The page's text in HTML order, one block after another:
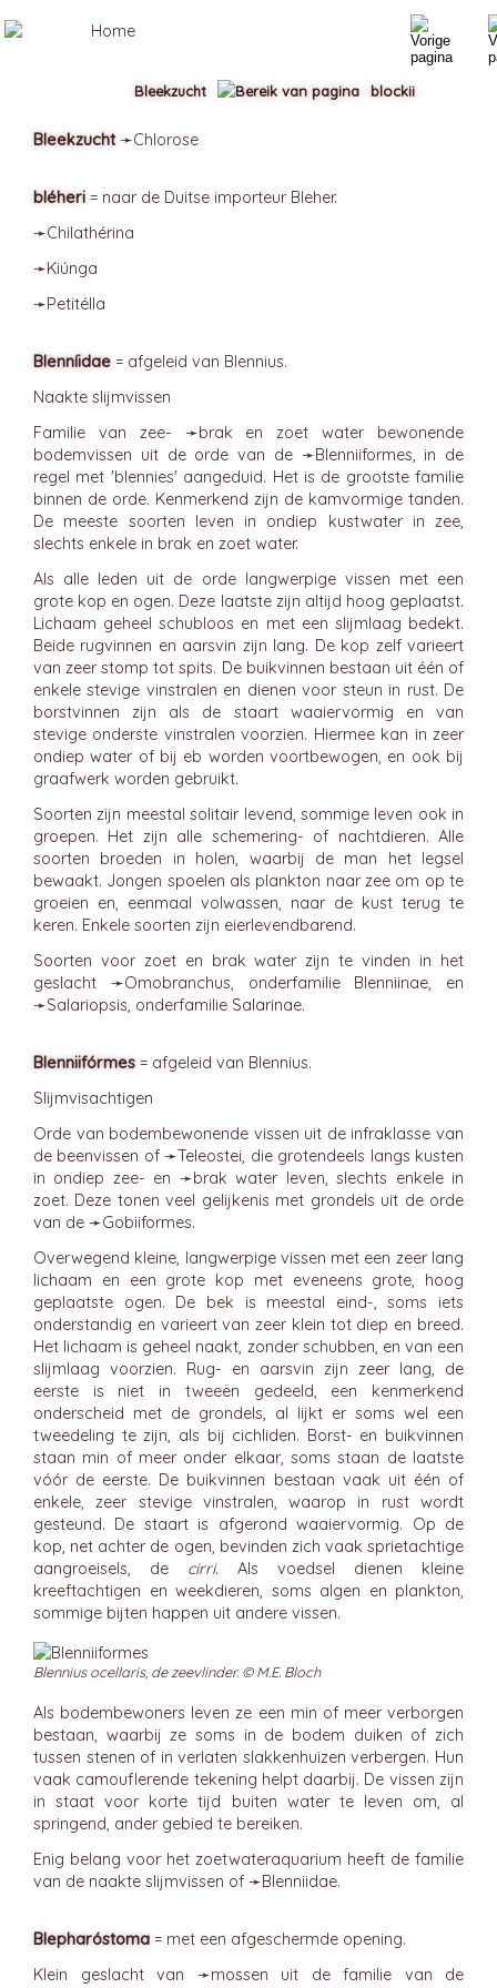
Bleekzucht➛Chlorose
bléheri = naar de Duitse importeur Bleher.
➛Chilathérina
➛Kiúnga
➛Petitélla
Blenníidae = afgeleid van Blennius.
Naakte slijmvissen
Familie van zee- ➛brak en zoet water bewonende
bodemvissen uit de orde van de ➛Blenniiformes, in de
regel met 'blennies' aangeduid. Het is de grootste familie
binnen de orde. Kenmerkend zijn de kamvormige tanden.
De meeste soorten leven in ondiep kustwater in zee,
slechts enkele in brak en zoet water.
Als alle leden uit de orde langwerpige vissen met een
grote kop en ogen. Deze laatste zijn altijd hoog geplaatst.
Lichaam geheel schubloos en met een slijmlaag bedekt.
Beide rugvinnen en aarsvin zijn lang. De kop zelf varieert
van zeer stomp tot spits. De buikvinnen bestaan uit één of
enkele stevige vinstralen en dienen voor steun in rust. De
borstvinnen zijn als de staart waaiervormig en van
stevige onderste vinstralen voorzien. Hiermee kan in zeer
ondiep water of bij eb worden voortbewogen, en ook bij
graafwerk worden gebruikt.
Soorten zijn meestal solitair levend, sommige leven ook in
groepen. Het zijn alle schemering- of nachtdieren. Alle
soorten broeden in holen, waarbij de man het legsel
bewaakt. Jongen spoelen als plankton naar zee om op te
groeien en, eenmaal volwassen, naar de kust terug te
keren. Enkele soorten zijn eierlevendbarend.
Soorten voor zoet en brak water zijn te vinden in het
geslacht ➛Omobranchus, onderfamilie Blenniinae, en
➛Salariopsis, onderfamilie Salarinae.
Blenniifórmes = afgeleid van Blennius.
Slijmvisachtigen
Orde van bodembewonende vissen uit de infraklasse van
de beenvissen of ➛Teleostei, die grotendeels langs kusten
in ondiep zee- en ➛brak water leven, slechts enkele in
zoet. Deze tonen veel gelijkenis met grondels uit de orde
van de ➛Gobiiformes.
Overwegend kleine, langwerpige vissen met een zeer lang
lichaam en een grote kop met eveneens grote, hoog
geplaatste ogen. De bek is meestal eind-, soms iets
onderstandig en varieert van zeer klein tot diep en breed.
Het lichaam is geheel naakt, zonder schubben, en van een
slijmlaag voorzien. Rug- en aarsvin zijn zeer lang, de
eerste is niet in tweeën gedeeld, een kenmerkend
onderscheid met de grondels, al lijkt er soms wel een
tweedeling te zijn, als bij cichliden. Borst- en buikvinnen
staan min of meer onder elkaar, soms staan de laatste
vóór de eerste. De buikvinnen bestaan vaak uit één of
enkele, zeer stevige vinstralen, waarop in rust wordt
gesteund. De staart is afgerond waaiervormig. Op de
kop, net achter de ogen, bevinden zich vaak sprietachtige
aangroeisels, de cirri. Als voedsel dienen kleine
kreeftachtigen en weekdieren, soms algen en plankton,
sommige bijten happen uit andere vissen.
Blennius ocellaris, de zeevlinder. © M.E. Bloch
Als bodembewoners leven ze een min of meer verborgen
bestaan, waarbij ze soms in de bodem duiken of zich
tussen stenen of in verlaten slakkenhuizen verbergen. Hun
vaak camouflerende tekening helpt daarbij. De vissen zijn
in staat voor korte tijd buiten water te leven om, al
springend, ander gebied te bereiken.
Enig belang voor het zoetwateraquarium heeft de familie
van de naakte slijmvissen of ➛Blenniidae.
Blepharóstoma = met een afgeschermde opening.
Klein geslacht van ➛mossen uit de familie van de
Bleekzucht blockii